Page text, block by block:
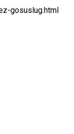
gosuslug.html